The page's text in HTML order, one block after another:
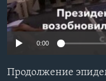
Learning English
0:00
Продолжение